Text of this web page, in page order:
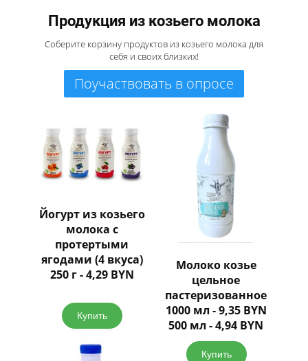
Продукция из козьего молока
Соберите корзину продуктов из козьего молока для
себя и своих близких!
Поучаствовать в опросе
Йогурт из козьего
молока с
протертыми
ягодами (4 вкуса)
250 г - 4,29 BYN
Купить
Молоко козье
цельное
пастеризованное
1000 мл - 9,35 BYN
500 мл - 4,94 BYN
Купить